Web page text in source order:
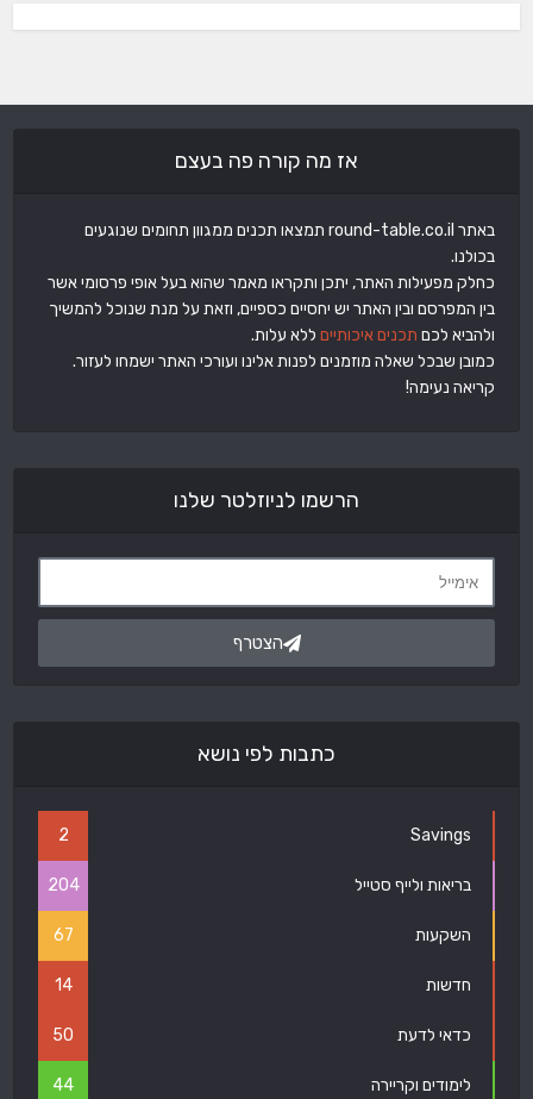
אז מה קורה פה בעצם
באתר round-table.co.il תמצאו תכנים ממגוון תחומים שנוגעים
בכולנו.
כחלק מפעילות האתר, יתכן ותקראו מאמר שהוא בעל אופי פרסומי אשר
בין המפרסם ובין האתר יש יחסיים כספיים, וזאת על מנת שנוכל להמשיך
ולהביא לכם תכנים איכותיים ללא עלות.
כמובן שבכל שאלה מוזמנים לפנות אלינו ועורכי האתר ישמחו לעזור.
קריאה נעימה!
הרשמו לניוזלטר שלנו
הצטרף
כתבות לפי נושא
Savings
2
בריאות ולייף סטייל 204
השקעות 67
חדשות 14
כדאי לדעת 50
לימודים וקריירה 44